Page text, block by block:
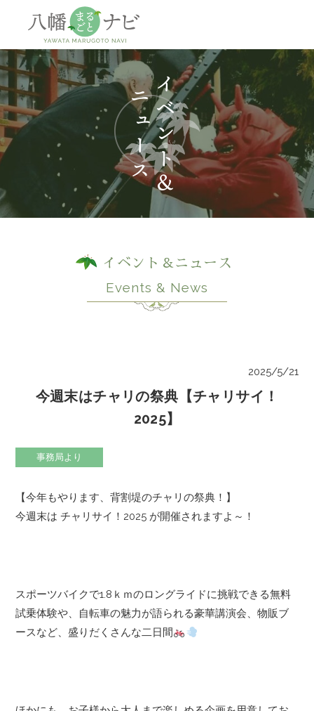
神社 観
イベント＆ニュース
Events & News
2025/5/21
今週末はチャリの祭典【チャリサイ！
2025】
事務局より
【今年もやります、背割堤のチャリの祭典！】
今週末は チャリサイ！2025 が開催されますよ～！
スポーツバイクで1.8ｋｍのロングライドに挑戦できる無料
試乗体験や、自転車の魅力が語られる豪華講演会、物販ブ
ースなど、盛りだくさんな二日間